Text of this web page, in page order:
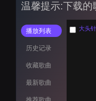
温馨提示:下载的
播放列表
历史记录
收藏歌曲
最新歌曲
大头